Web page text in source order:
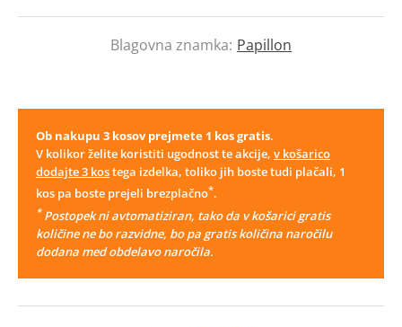
Blagovna znamka: Papillon
Ob nakupu 3 kosov prejmete 1 kos gratis.
V kolikor želite koristiti ugodnost te akcije, v košarico
dodajte 3 kostega izdelka, toliko jih boste tudi plačali, 1
kos pa boste prejeli brezplačno*.
*Postopek ni avtomatiziran, tako da v košarici gratis
količine ne bo razvidne, bo pa gratis količina naročilu
dodana med obdelavo naročila.